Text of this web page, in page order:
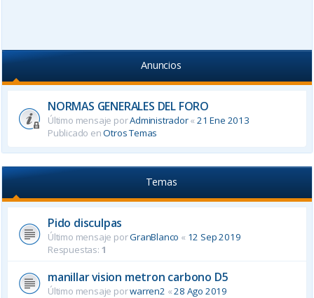
Anuncios
NORMAS GENERALES DEL FORO
Último mensaje porAdministrador«21 Ene 2013
Publicado enOtros Temas
Temas
Pido disculpas
Último mensaje porGranBlanco « 12 Sep 2019
Respuestas: 1
manillar vision metron carbono D5
Último mensaje porwarren2 «28 Ago 2019